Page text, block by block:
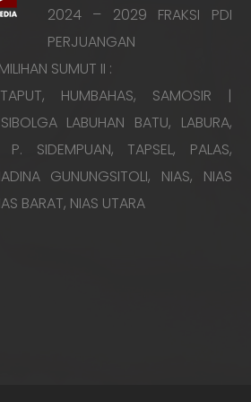
2024 – 2029 FRAKSI PDI
PERJUANGAN
SUMUT II :
HUMBAHAS, SAMOSIR |
LABUHAN BATU, LABURA,
P. SIDEMPUAN, TAPSEL, PALAS,
GUNUNGSITOLI, NIAS, NIAS
BARAT, NIAS UTARA